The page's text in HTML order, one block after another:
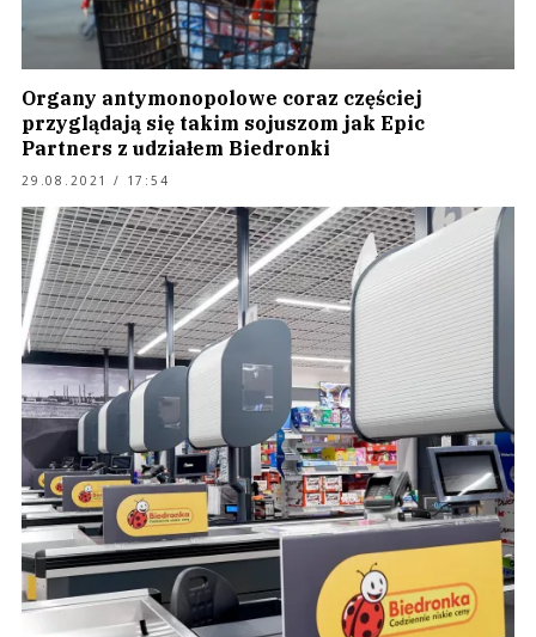
Organy antymonopolowe coraz częściej
przyglądają się takim sojuszom jak Epic
Partners z udziałem Biedronki
29.08.2021 / 17:54